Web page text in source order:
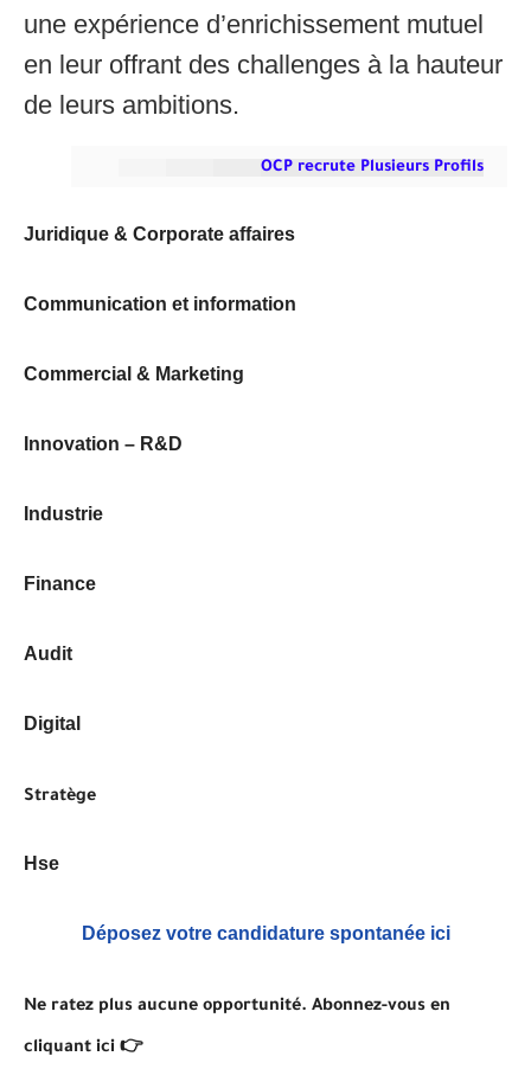
une expérience d’enrichissement mutuel
en leur offrant des challenges à la hauteur
de leurs ambitions.
OCP recrute Plusieurs Profils
Juridique & Corporate affaires
Communication et information
Commercial & Marketing
Innovation – R&D
Industrie
Finance
Audit
Digital
Stratège
Hse
Déposez votre candidature spontanée ici
Ne ratez plus aucune opportunité. Abonnez-vous en
cliquant ici 👉